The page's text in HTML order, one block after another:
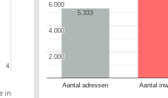
4
4
in
Aantal adressen Aantal
2.000
2.000
4.000
4.000
6.000
6.000
5.333